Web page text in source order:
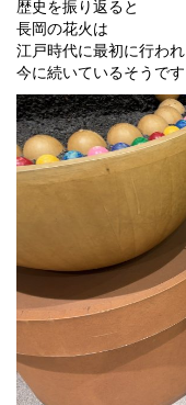
歴史を振り返ると
長岡の花火は
江戸時代に最初に行われ
今に続いているそうです